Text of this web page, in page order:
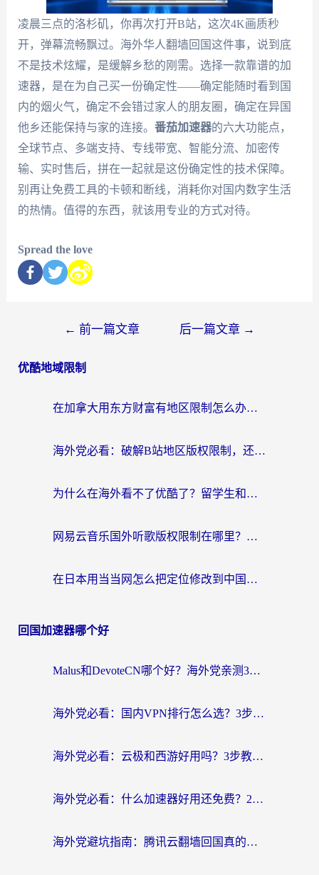
凌晨三点的洛杉矶，你再次打开B站，这次4K画质秒
开，弹幕流畅飘过。海外华人翻墙回国这件事，说到底
不是技术炫耀，是缓解乡愁的刚需。选择一款靠谱的加
速器，是在为自己买一份确定性——确定能随时看到国
内的烟火气，确定不会错过家人的朋友圈，确定在异国
他乡还能保持与家的连接。 番茄加速器的六大功能点，
全球节点、多端支持、专线带宽、智能分流、加密传
输、实时售后，拼在一起就是这份确定性的技术保障。
别再让免费工具的卡顿和断线，消耗你对国内数字生活
的热情。值得的东西，就该用专业的方式对待。
Spread the love
← 前一篇文章 后一篇文章 →
优酷地域限制
在加拿大用东方财富有地区限制怎么办？海外华人亲测有效的突破方法，还能解决这些常见问题
海外党必看：破解B站地区版权限制，还能解决豆瓣定位和国务院客户端问题的实用指南
为什么在海外看不了优酷了？留学生和海外华人必看的解锁指南
网易云音乐国外听歌版权限制在哪里？海外党3招解决听歌+办事+娱乐难题
在日本用当当网怎么把定位修改到中国国内？海外党必看的实用指南（附西瓜视频国务院客户端解决方案）
回国加速器哪个好
Malus和DevoteCN哪个好？海外党亲测3款回国加速器+避坑指南
海外党必看：国内VPN排行怎么选？3步教你无缝访问国内资源
海外党必看：云极和西游好用吗？3步教你选对回国加速器（附穿梭快帆对比+免费版避坑）
海外党必看：什么加速器好用还免费？2026实测回国加速全攻略
海外党避坑指南：腾讯云翻墙回国真的好用吗？选对加速器才能无缝刷国内资源